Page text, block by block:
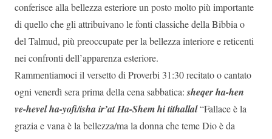
conferisce alla bellezza esteriore un posto molto più importante
di quello che gli attribuivano le fonti classiche della Bibbia o
del Talmud, più preoccupate per la bellezza interiore e reticenti
nei confronti dell’apparenza esteriore.
Rammentiamoci il versetto di Proverbi 31:30 recitato o cantato
ogni venerdì sera prima della cena sabbatica:sheqer ha-hen
ve-hevel ha-yofi/isha ir’at Ha-Shem hi tithallal“Fallace è la
grazia e vana è la bellezza/ma la donna che teme Dio è da